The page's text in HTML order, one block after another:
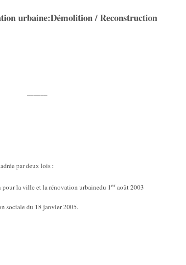
urbaine:Démolition / Reconstruction
par deux lois :
la ville et la rénovation urbainedu 1er août 2003
sociale du 18 janvier 2005.